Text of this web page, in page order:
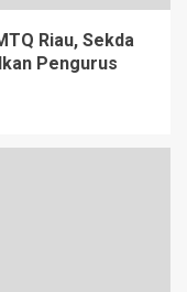
Riau, Sekda
Pengurus